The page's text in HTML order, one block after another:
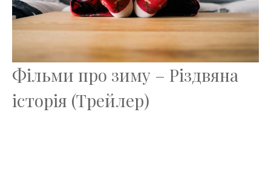
Фільми про зиму – Різдвяна
історія (Трейлер)